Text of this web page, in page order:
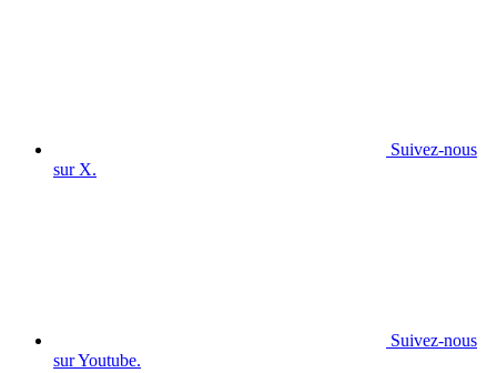
Suivez-nous
sur X.
Suivez-nous
sur Youtube.